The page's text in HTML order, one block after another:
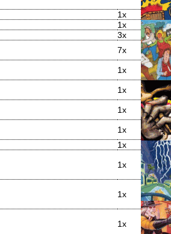
1x
1x
3x
7x
1x
1x
1x
1x
1x
1x
1x
1x